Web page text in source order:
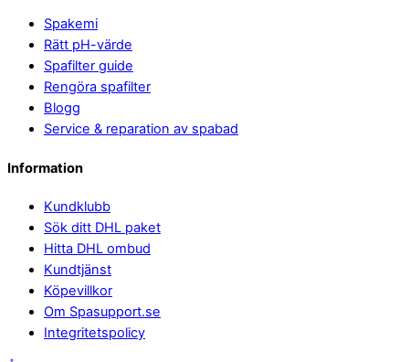
Spakemi
Rätt pH-värde
Spafilter guide
Rengöra spafilter
Blogg
Service & reparation av spabad
Information
Kundklubb
Sök ditt DHL paket
Hitta DHL ombud
Kundtjänst
Köpevillkor
Om Spasupport.se
Integritetspolicy